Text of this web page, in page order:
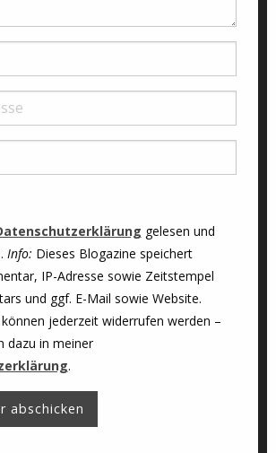
gelesen und
Info: Dieses Blogazine speichert
IP-Adresse sowie Zeitstempel
und ggf. E-Mail sowie Website.
jederzeit widerrufen werden –
dazu in meiner
.